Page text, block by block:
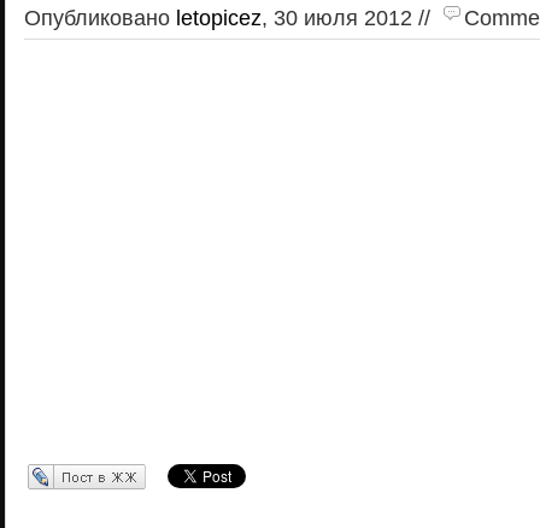
Опубликовано letopicez, 30 июля 2012 //
Перепост в ЖЖ